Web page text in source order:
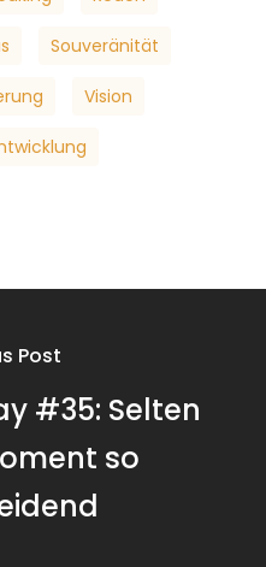
Souveränität
Vision
Post
#35: Selten
so